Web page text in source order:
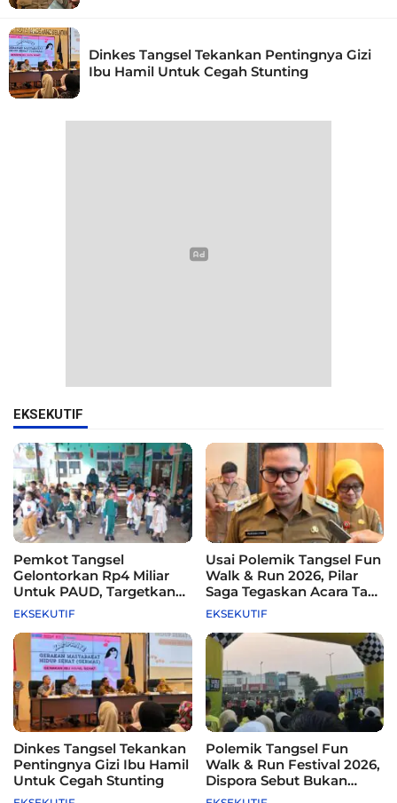
Dinkes Tangsel Tekankan Pentingnya Gizi
Ibu Hamil Untuk Cegah Stunting
EKSEKUTIF
Pemkot Tangsel
Gelontorkan Rp4 Miliar
Untuk PAUD, Targetkan
115 Sekolah
EKSEKUTIF
Usai Polemik Tangsel Fun
Walk & Run 2026, Pilar
Saga Tegaskan Acara Tak
Difasilitasi Pemkot
EKSEKUTIF
Dinkes Tangsel Tekankan
Pentingnya Gizi Ibu Hamil
Untuk Cegah Stunting
Polemik Tangsel Fun
Walk & Run Festival 2026,
Dispora Sebut Bukan
Agenda Pemkot